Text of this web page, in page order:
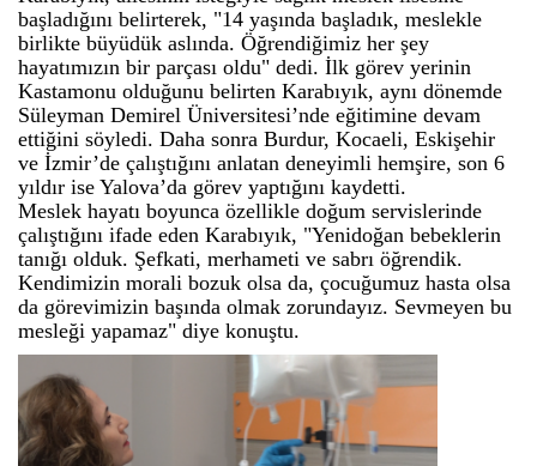
başladığını belirterek, "14 yaşında başladık, meslekle
birlikte büyüdük aslında. Öğrendiğimiz her şey
hayatımızın bir parçası oldu" dedi. İlk görev yerinin
Kastamonu olduğunu belirten Karabıyık, aynı dönemde
Süleyman Demirel Üniversitesi’nde eğitimine devam
ettiğini söyledi. Daha sonra Burdur, Kocaeli, Eskişehir
ve İzmir’de çalıştığını anlatan deneyimli hemşire, son 6
yıldır ise Yalova’da görev yaptığını kaydetti.
Meslek hayatı boyunca özellikle doğum servislerinde
çalıştığını ifade eden Karabıyık, "Yenidoğan bebeklerin
tanığı olduk. Şefkati, merhameti ve sabrı öğrendik.
Kendimizin morali bozuk olsa da, çocuğumuz hasta olsa
da görevimizin başında olmak zorundayız. Sevmeyen bu
mesleği yapamaz" diye konuştu.